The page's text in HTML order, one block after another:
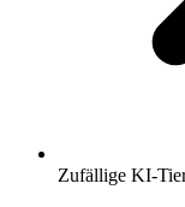
Zufällige KI-